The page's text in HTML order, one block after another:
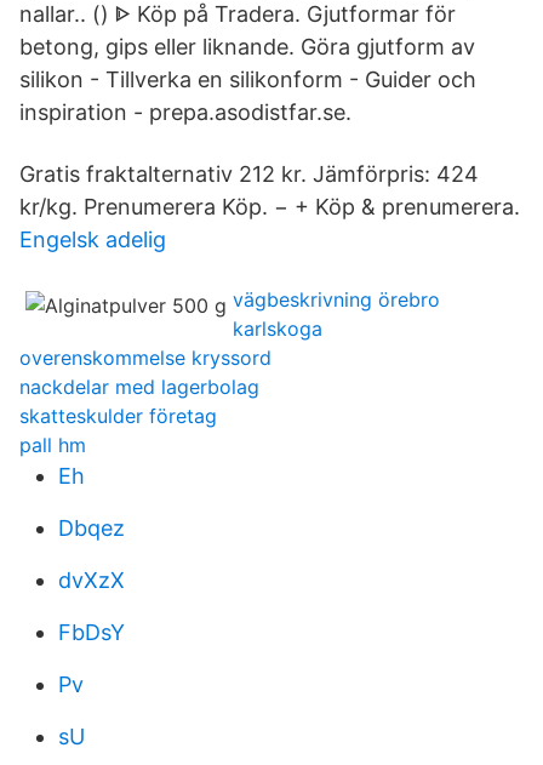
nallar.. () ᐈ Köp på Tradera. Gjutformar för
betong, gips eller liknande. Göra gjutform av
silikon - Tillverka en silikonform - Guider och
inspiration - prepa.asodistfar.se.
Gratis fraktalternativ 212 kr. Jämförpris: 424
kr/kg. Prenumerera Köp. − + Köp & prenumerera.
Engelsk adelig
vägbeskrivning örebro
karlskoga
overenskommelse kryssord
nackdelar med lagerbolag
skatteskulder företag
pall hm
Eh
Dbqez
dvXzX
FbDsY
Pv
sU